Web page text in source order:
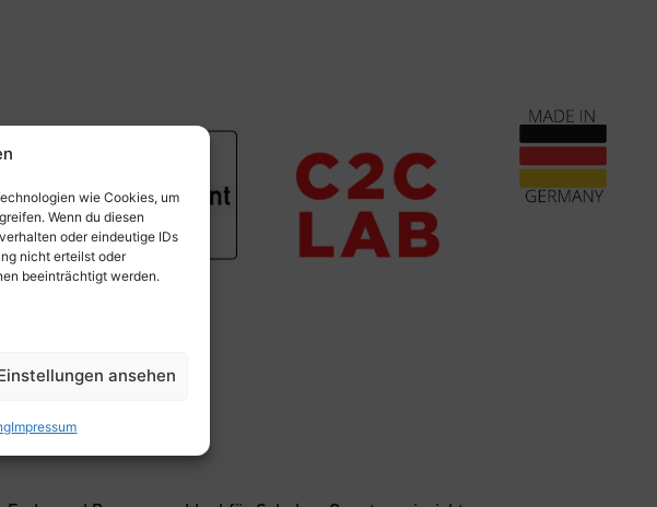
wie Cookies, um
Wenn du diesen
oder eindeutige IDs
nicht erteilst oder
beeinträchtigt werden.
ansehen
Impressum